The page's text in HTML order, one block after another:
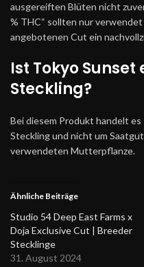
ausgereiften Blüten nicht
% THC“ sollten nur
angebotenen Cut ein
Ist Tokyo
Steckling?
Bei diesem Produkt handelt
Steckling und nicht um
verwendeten Mutterpflanze.
Ähnliche Beiträge
Studio 54 Deep East Farms x
Doja Exclusive Cut | Breeder
Stecklinge
31. August 2024